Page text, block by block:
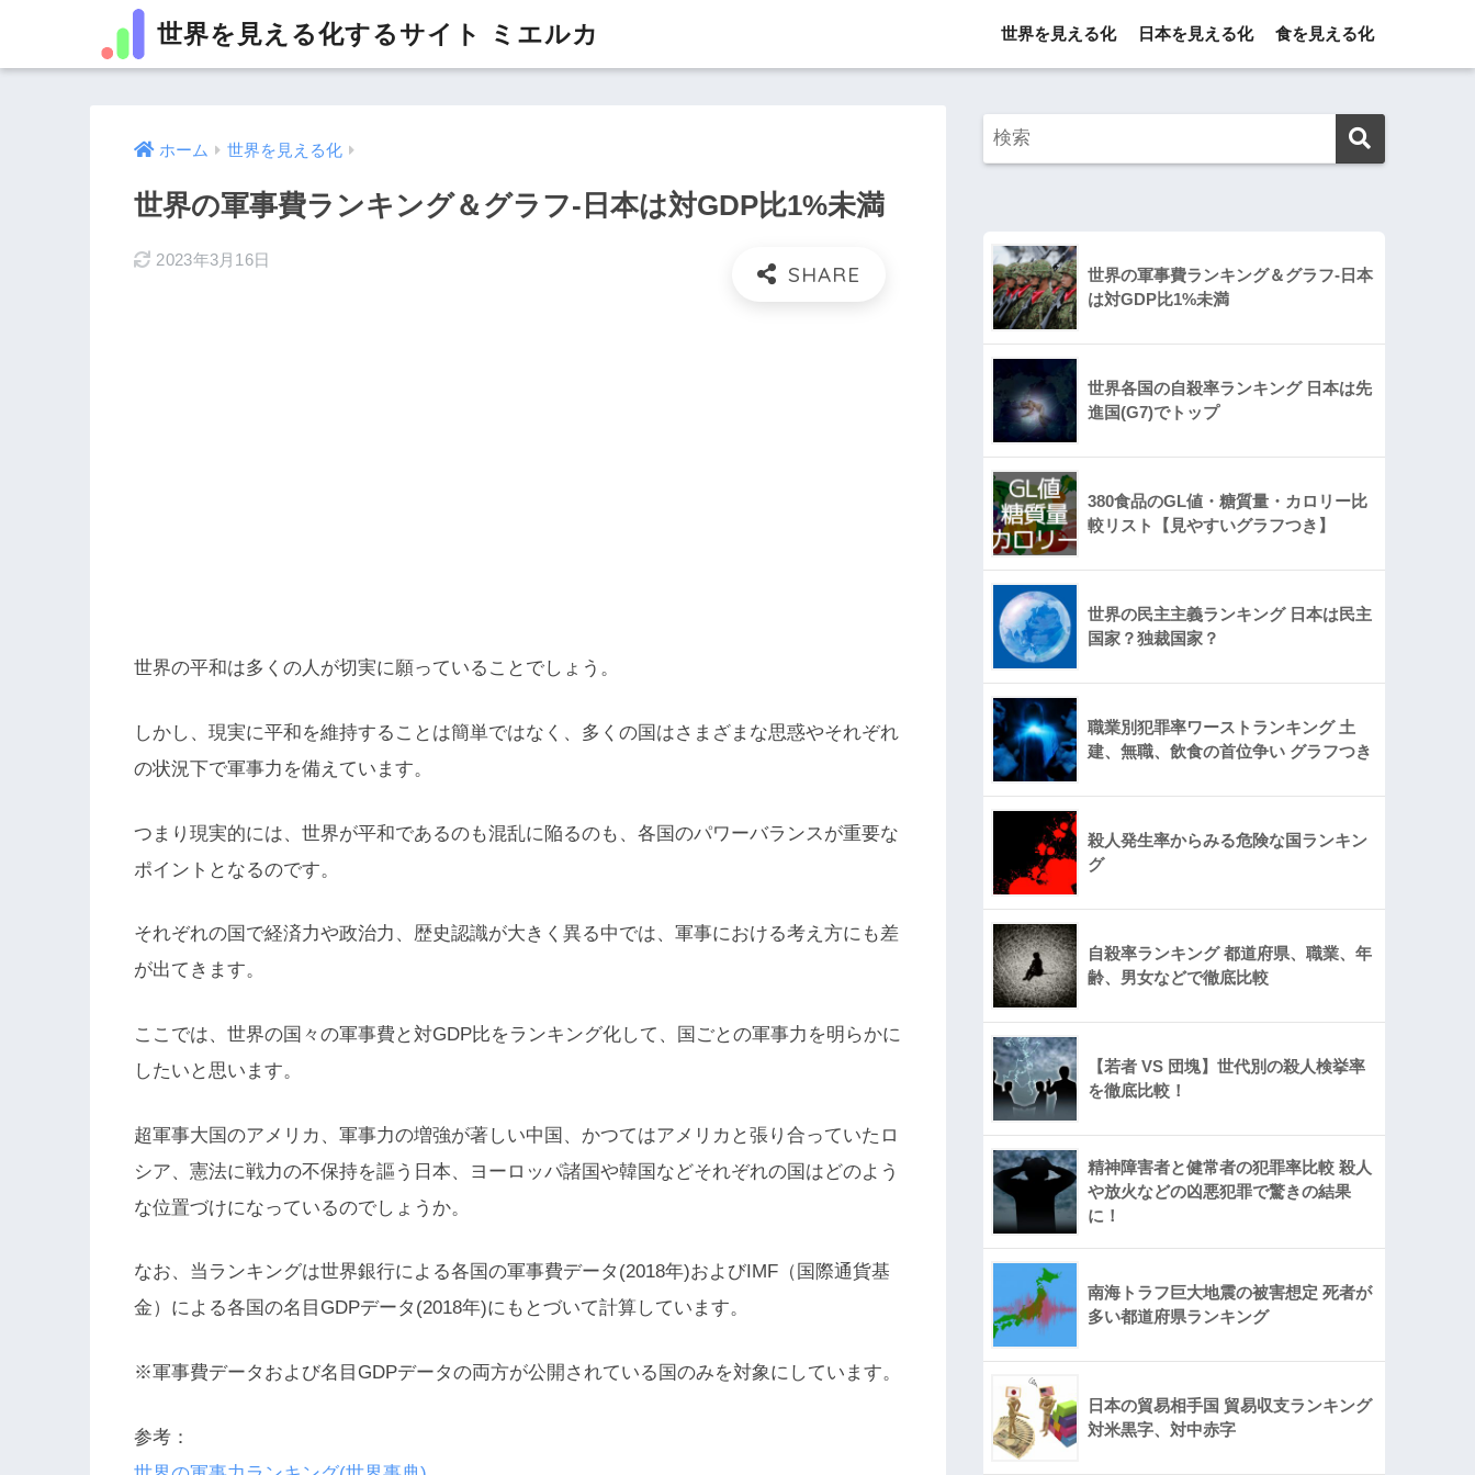
世界を見える化するサイト ミエルカ 世界を見える化 日本を見える化 食を見える化
ホーム 世界を見える化
世界の軍事費ランキング＆グラフ-日本は対GDP比1%未満
2023年3月16日
世界の平和は多くの人が切実に願っていることでしょう。
しかし、現実に平和を維持することは簡単ではなく、多くの国はさまざまな思惑やそれぞれ
の状況下で軍事力を備えています。
つまり現実的には、世界が平和であるのも混乱に陥るのも、各国のパワーバランスが重要な
ポイントとなるのです。
それぞれの国で経済力や政治力、歴史認識が大きく異る中では、軍事における考え方にも差
が出てきます。
ここでは、世界の国々の軍事費と対GDP比をランキング化して、国ごとの軍事力を明らかに
したいと思います。
超軍事大国のアメリカ、軍事力の増強が著しい中国、かつてはアメリカと張り合っていたロ
シア、憲法に戦力の不保持を謳う日本、ヨーロッパ諸国や韓国などそれぞれの国はどのよう
な位置づけになっているのでしょうか。
なお、当ランキングは世界銀行による各国の軍事費データ(2018年)およびIMF（国際通貨基
金）による各国の名目GDPデータ(2018年)にもとづいて計算しています。
※軍事費データおよび名目GDPデータの両方が公開されている国のみを対象にしています。
参考：
世界の軍事費ランキング＆グラフ-日本
は対GDP比1%未満
世界各国の自殺率ランキング 日本は先
進国(G7)でトップ
380食品のGL値・糖質量・カロリー比
較リスト【見やすいグラフつき】
世界の民主主義ランキング 日本は民主
国家？独裁国家？
職業別犯罪率ワーストランキング 土
建、無職、飲食の首位争い グラフつき
殺人発生率からみる危険な国ランキン
グ
自殺率ランキング 都道府県、職業、年
齢、男女などで徹底比較
【若者 VS 団塊】世代別の殺人検挙率
を徹底比較！
精神障害者と健常者の犯罪率比較 殺人
や放火などの凶悪犯罪で驚きの結果
に！
南海トラフ巨大地震の被害想定 死者が
多い都道府県ランキング
日本の貿易相手国 貿易収支ランキング
対米黒字、対中赤字